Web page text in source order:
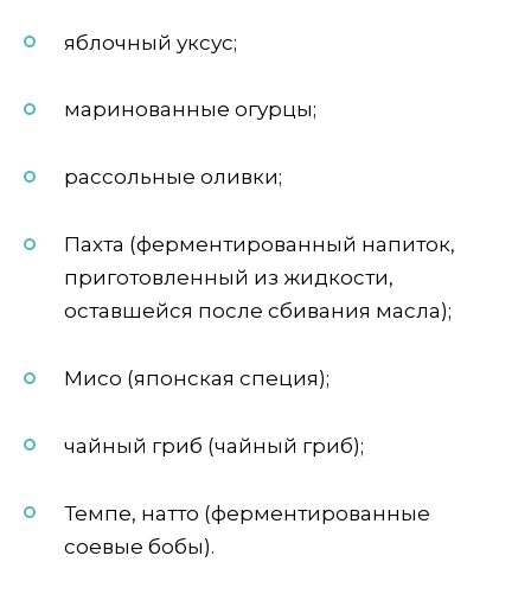
яблочный уксус;
маринованные огурцы;
рассольные оливки;
Пахта (ферментированный напиток,
приготовленный из жидкости,
оставшейся после сбивания масла);
Мисо (японская специя);
чайный гриб (чайный гриб);
Темпе, натто (ферментированные
соевые бобы).